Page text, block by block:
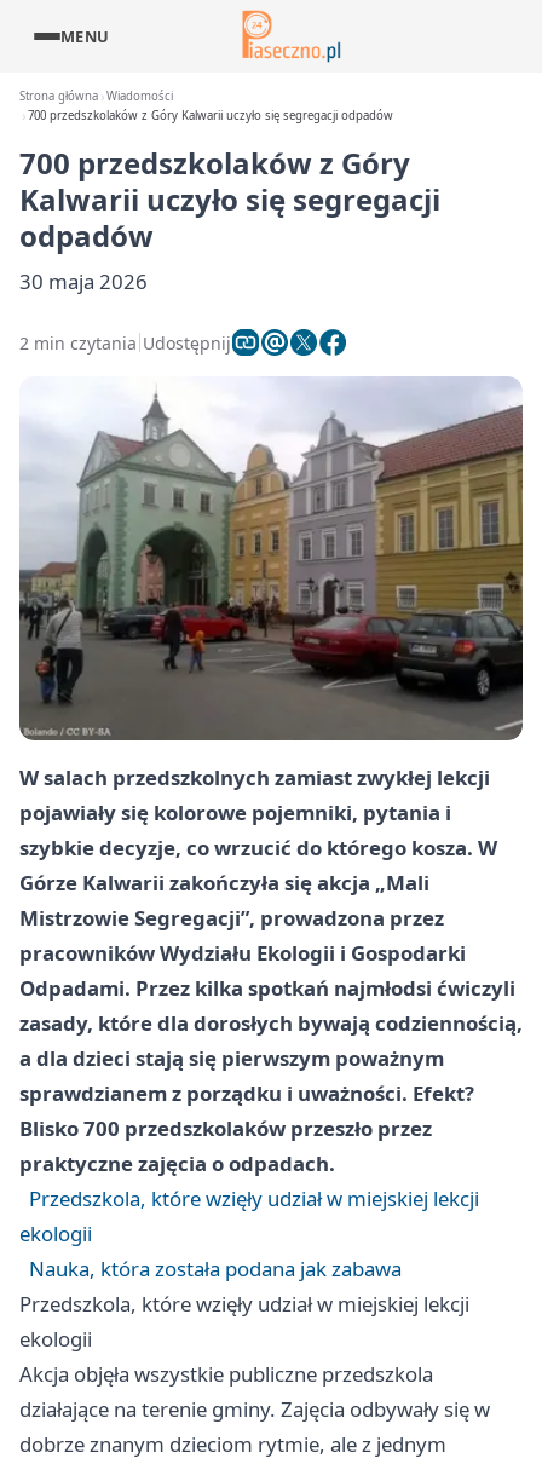
MENU
Strona główna Wiadomości
700 przedszkolaków z Góry Kalwarii uczyło się segregacji odpadów
700 przedszkolaków z Góry
Kalwarii uczyło się segregacji
odpadów
30 maja 2026
2 min czytania Udostępnij
W salach przedszkolnych zamiast zwykłej lekcji
pojawiały się kolorowe pojemniki, pytania i
szybkie decyzje, co wrzucić do którego kosza. W
Górze Kalwarii zakończyła się akcja „Mali
Mistrzowie Segregacji”, prowadzona przez
pracowników Wydziału Ekologii i Gospodarki
Odpadami. Przez kilka spotkań najmłodsi ćwiczyli
zasady, które dla dorosłych bywają codziennością,
a dla dzieci stają się pierwszym poważnym
sprawdzianem z porządku i uważności. Efekt?
Blisko 700 przedszkolaków przeszło przez
praktyczne zajęcia o odpadach.
Przedszkola, które wzięły udział w miejskiej lekcji
ekologii
Nauka, która została podana jak zabawa
Przedszkola, które wzięły udział w miejskiej lekcji
ekologii
Akcja objęła wszystkie publiczne przedszkola
działające na terenie gminy. Zajęcia odbywały się w
dobrze znanym dzieciom rytmie, ale z jednym